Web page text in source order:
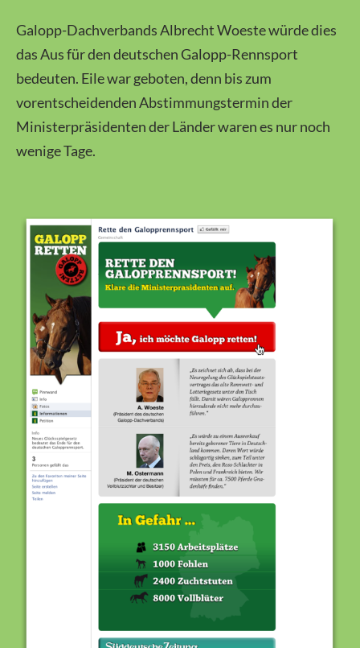
Galopp-Dachverbands Albrecht Woeste würde dies
das Aus für den deutschen Galopp-Rennsport
bedeuten. Eile war geboten, denn bis zum
vorentscheidenden Abstimmungstermin der
Ministerpräsidenten der Länder waren es nur noch
wenige Tage.